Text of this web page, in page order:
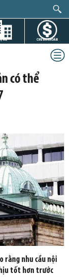
ÁN CHỨNG KHOÁN
có thể
rằng nhu cầu nội
tốt hơn trước